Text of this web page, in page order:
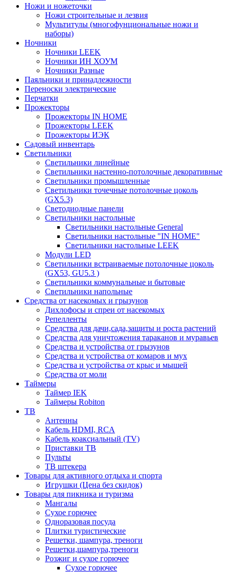
Ножи и ножеточки
Ножи строительные и лезвия
Мультитулы (многофунциональные ножи и
наборы)
Ночники
Ночники LEEK
Ночники ИН ХОУМ
Ночники Разные
Паяльники и принадлежности
Переноски электрические
Перчатки
Прожекторы
Прожекторы IN HOME
Прожекторы LEEK
Прожекторы ИЭК
Садовый инвентарь
Светильники
Светильники линейные
Светильники настенно-потолочные декоративные
Светильники промышленные
Светильники точечные потолочные цоколь
(GX5.3)
Светодиодные панели
Cветильники настольные
Светильники настольные General
Светильники настольные "IN HOME"
Светильники настольные LEEK
Модули LED
Светильники встраиваемые потолочные цоколь
(GX53, GU5.3 )
Светильники коммунальные и бытовые
Светильники напольные
Средства от насекомых и грызунов
Дихлофосы и спреи от насекомых
Репелленты
Средства для дачи,сада,защиты и роста растений
Средства для уничтожения тараканов и муравьев
Средства и устройства от грызунов
Средства и устройства от комаров и мух
Средства и устройства от крыс и мышей
Средства от моли
Таймеры
Таймер IEK
Таймеры Robiton
ТВ
Антенны
Кабель HDMI, RCA
Кабель коаксиальный (TV)
Приставки ТВ
Пульты
ТВ штекера
Товары для активного отдыха и спорта
Игрушки (Цена без скидок)
Товары для пикника и туризма
Мангалы
Сухое горючее
Одноразовая посуда
Плитки туристические
Решетки, шампура, треноги
Решетки,шампура,треноги
Розжиг и сухое горючее
Сухое горючее